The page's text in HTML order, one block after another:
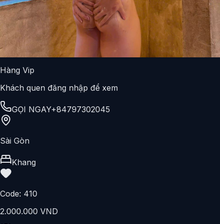
Hàng Vip
Khách quen đăng nhập để xem
GỌI NGAY+84797302045
Sài Gòn
Khang
Code: 410
2.000.000 VND